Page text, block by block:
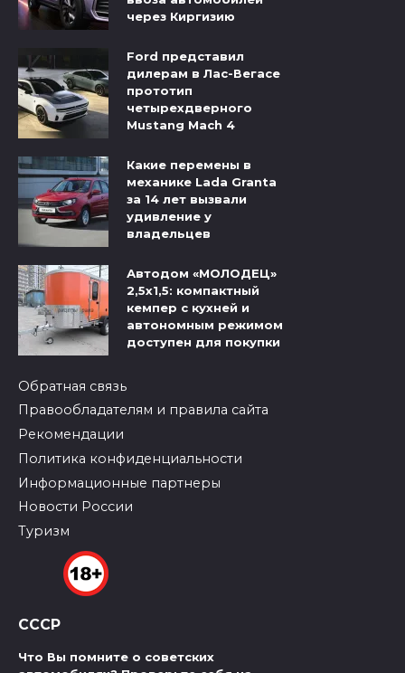
через Киргизию
Ford представил
дилерам в Лас-Вегасе
прототип
четырехдверного
Mustang Mach 4
Какие перемены в
механике Lada Granta
за 14 лет вызвали
удивление у
владельцев
Автодом «МОЛОДЕЦ»
2,5х1,5: компактный
кемпер с кухней и
автономным режимом
доступен для покупки
Обратная связь
Правообладателям и правила сайта
Рекомендации
Политика конфиденциальности
Информационные партнеры
Новости России
Туризм
СССР
Что Вы помните о советских